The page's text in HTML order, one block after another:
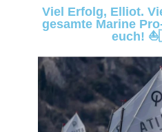
Viel Erfolg, Elliot.
gesamte Marine
euch!